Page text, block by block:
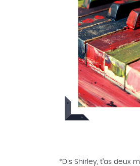
*Dis Shirley, t’as deux